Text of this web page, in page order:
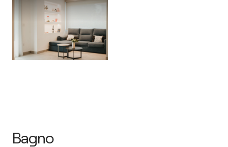
Bagno